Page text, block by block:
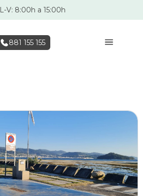
L-V: 8:00h a 15:00h
881 155 155